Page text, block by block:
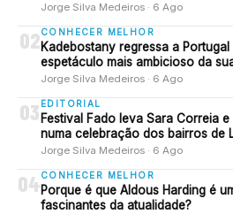
Jorge Silva Medeiros · 6 Ago
02 CONHECER MELHOR
Kadebostany regressa a
espetáculo mais ambicioso da
Jorge Silva Medeiros · 6 Ago
03 EDITORIAL
Festival Fado leva Sara Correia
numa celebração dos bairros de
Jorge Silva Medeiros · 6 Ago
04CONHECER MELHOR
Porque é que Aldous Harding é
fascinantes da atualidade?